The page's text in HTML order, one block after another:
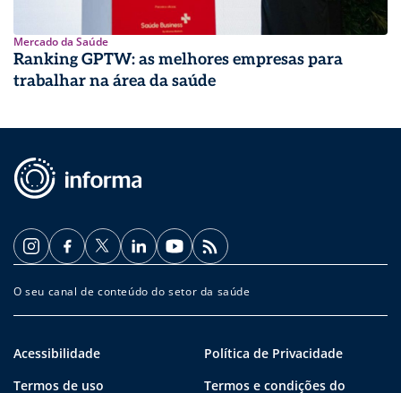
Mercado da Saúde
Ranking GPTW: as melhores empresas para
trabalhar na área da saúde
O seu canal de conteúdo do setor da saúde
Acessibilidade
Política de Privacidade
Termos de uso
Termos e condições do